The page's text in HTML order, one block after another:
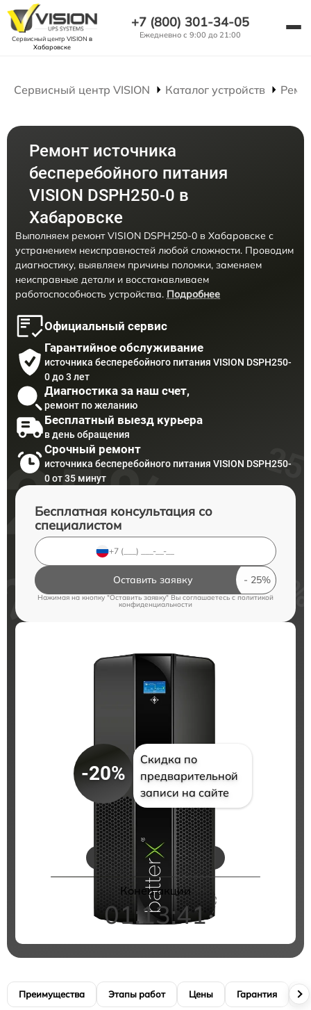
Сервисный центр VISION в
Хабаровске
+7 (800) 301-34-05
Ежедневно с 9:00 до 21:00
Сервисный центр VISION Каталог устройств
Ремонт источника
бесперебойного питания
VISION DSPH250-0 в
Хабаровске
Выполняем ремонт VISION DSPH250-0 в Хабаровске с
устранением неисправностей любой сложности. Проводим
диагностику, выявляем причины поломки, заменяем
неисправные детали и восстанавливаем
работоспособность устройства. Подробнее
Официальный сервис
Гарантийное обслуживание
источника бесперебойного питания VISION DSPH250-
0 до 3 лет
Диагностика за наш счет,
ремонт по желанию
Бесплатный выезд курьера
в день обращения
Срочный ремонт
источника бесперебойного питания VISION DSPH250-
0 от 35 минут
Бесплатная консультация со
специалистом
Оставить заявку
Нажимая на кнопку "Оставить заявку" Вы соглашаетесь cполитикой
конфиденциальности
-20%
Скидка по
предварительной
записи на сайте
Цены на ремонт
Конец акции
01:13:40
Преимущества Этапы работ Цены Гарантия